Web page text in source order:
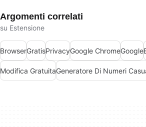
Argomenti correlati
su Estensione
BrowserGratisPrivacyGoogle ChromeGoogle
Modifica GratuitaGeneratore Di Numeri